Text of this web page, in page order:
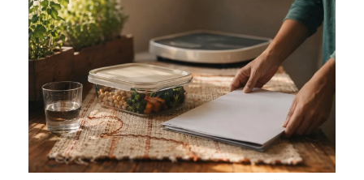
ဗမာစာ
ភាសាខ្មែរ
Kiswahili
አማርኛ
Українська
O‘zbekcha
Català